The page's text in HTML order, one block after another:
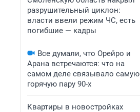
разрушительный циклон:
власти ввели режим ЧС, есть
погибшие — кадры
Все думали, что Орейро и
Арана встречаются: что на
самом деле связывало самую
горячую пару 90-х
Квартиры в новостройках